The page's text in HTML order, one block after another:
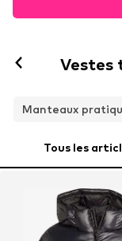
Vestes
Manteaux
Tous les